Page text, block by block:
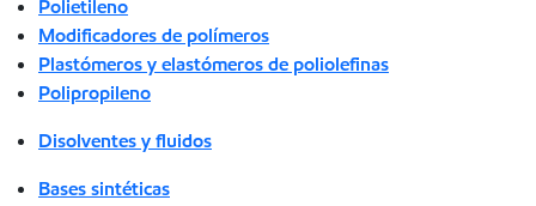
Polietileno
Modificadores de polímeros
Plastómeros y elastómeros de poliolefinas
Polipropileno
Disolventes y fluidos
Bases sintéticas